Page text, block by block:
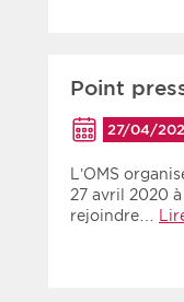
Point
27/04/
L’OMS
27 avril 2020
rejoindre…